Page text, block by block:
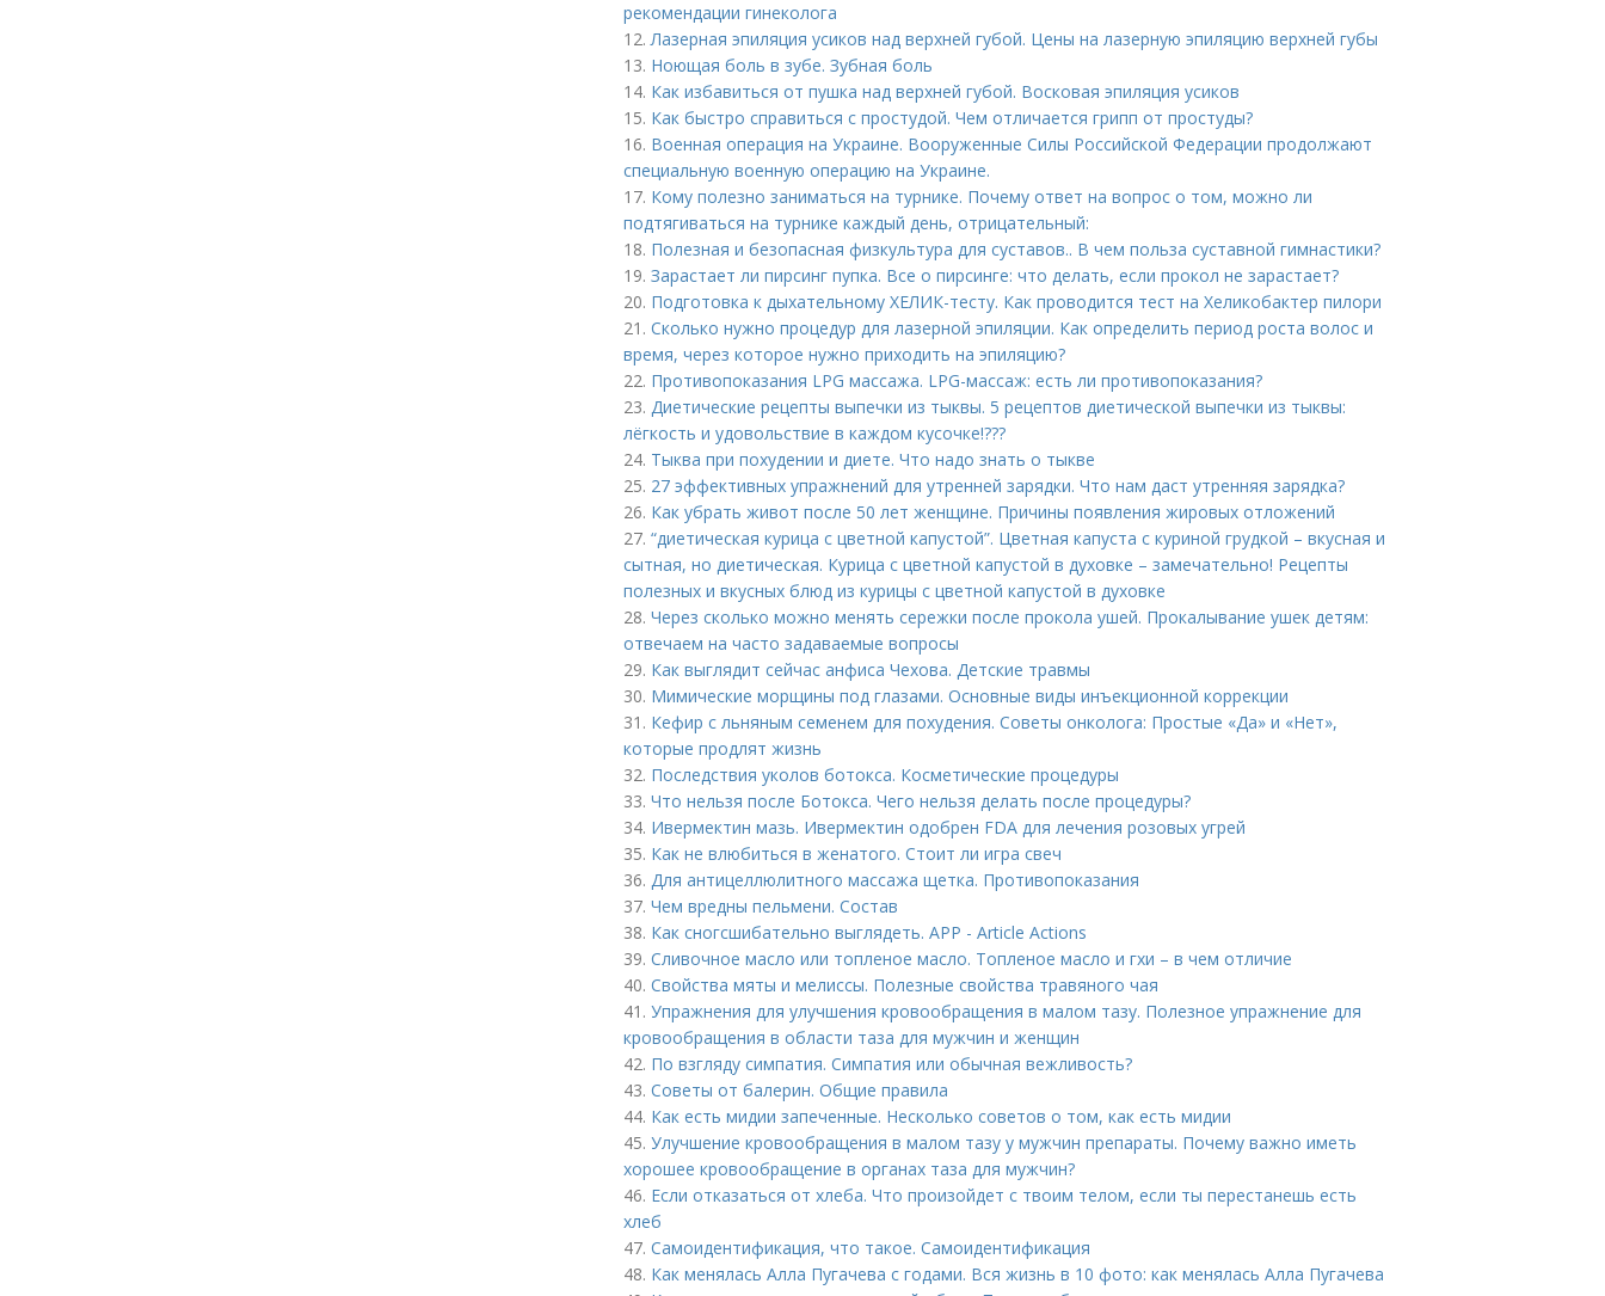
рекомендации гинеколога
12.Лазерная эпиляция усиков над верхней губой. Цены на лазерную эпиляцию верхней губы
13. Ноющая боль в зубе. Зубная боль
14. Как избавиться от пушка над верхней губой. Восковая эпиляция усиков
15. Как быстро справиться с простудой. Чем отличается грипп от простуды?
16. Военная операция на Украине. Вооруженные Силы Российской Федерации продолжают
специальную военную операцию на Украине.
17. Кому полезно заниматься на турнике. Почему ответ на вопрос о том, можно ли
подтягиваться на турнике каждый день, отрицательный:
18. Полезная и безопасная физкультура для суставов.. В чем польза суставной гимнастики?
19. Зарастает ли пирсинг пупка. Все о пирсинге: что делать, если прокол не зарастает?
20. Подготовка к дыхательному ХЕЛИК-тесту. Как проводится тест на Хеликобактер пилори
21. Сколько нужно процедур для лазерной эпиляции. Как определить период роста волос и
время, через которое нужно приходить на эпиляцию?
22. Противопоказания LPG массажа. LPG-массаж: есть ли противопоказания?
23. Диетические рецепты выпечки из тыквы. 5 рецептов диетической выпечки из тыквы:
лёгкость и удовольствие в каждом кусочке!???
24. Тыква при похудении и диете. Что надо знать о тыкве
25. 27 эффективных упражнений для утренней зарядки. Что нам даст утренняя зарядка?
26. Как убрать живот после 50 лет женщине. Причины появления жировых отложений
27. “диетическая курица с цветной капустой”. Цветная капуста с куриной грудкой – вкусная и
сытная, но диетическая. Курица с цветной капустой в духовке – замечательно! Рецепты
полезных и вкусных блюд из курицы с цветной капустой в духовке
28. Через сколько можно менять сережки после прокола ушей. Прокалывание ушек детям:
отвечаем на часто задаваемые вопросы
29. Как выглядит сейчас анфиса Чехова. Детские травмы
30. Мимические морщины под глазами. Основные виды инъекционной коррекции
31. Кефир с льняным семенем для похудения. Советы онколога: Простые «Да» и «Нет»,
которые продлят жизнь
32. Последствия уколов ботокса. Косметические процедуры
33. Что нельзя после Ботокса. Чего нельзя делать после процедуры?
34. Ивермектин мазь. Ивермектин одобрен FDA для лечения розовых угрей
35. Как не влюбиться в женатого. Стоит ли игра свеч
36. Для антицеллюлитного массажа щетка. Противопоказания
37. Чем вредны пельмени. Состав
38. Как сногсшибательно выглядеть. APP - Article Actions
39. Сливочное масло или топленое масло. Топленое масло и гхи – в чем отличие
40. Свойства мяты и мелиссы. Полезные свойства травяного чая
41. Упражнения для улучшения кровообращения в малом тазу. Полезное упражнение для
кровообращения в области таза для мужчин и женщин
42. По взгляду симпатия. Симпатия или обычная вежливость?
43. Советы от балерин. Общие правила
44. Как есть мидии запеченные. Несколько советов о том, как есть мидии
45. Улучшение кровообращения в малом тазу у мужчин препараты. Почему важно иметь
хорошее кровообращение в органах таза для мужчин?
46. Если отказаться от хлеба. Что произойдет с твоим телом, если ты перестанешь есть
хлеб
47. Самоидентификация, что такое. Самоидентификация
48. Как менялась Алла Пугачева с годами. Вся жизнь в 10 фото: как менялась Алла Пугачева